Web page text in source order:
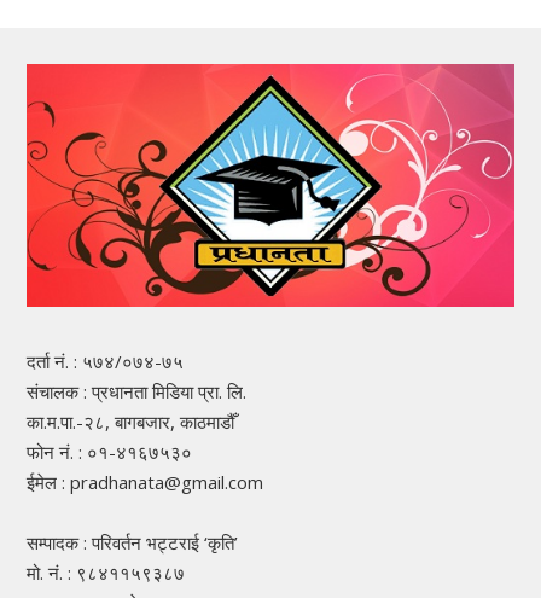
दर्ता नं. : ५७४/०७४-७५
संचालक : प्रधानता मिडिया प्रा. लि.
का.म.पा.-२८, बागबजार, काठमाडौँ
फोन नं. : ०१-४१६७५३०
ईमेल : pradhanata@gmail.com
सम्पादक : परिवर्तन भट्टराई ‘कृति’
मो. नं. : ९८४११५९३८७